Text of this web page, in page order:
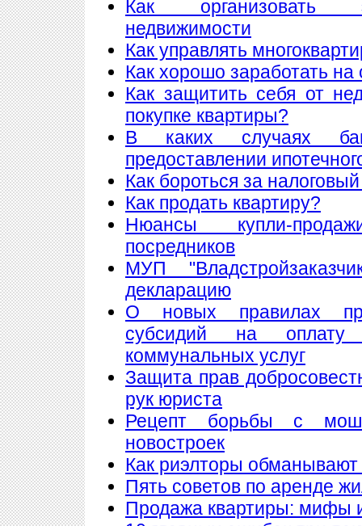
Как организовать
недвижимости
Как управлять
Как хорошо заработать
Как защитить себя от
покупке квартиры?
В каких случаях
предоставлении
Как бороться за
Как продать квартиру?
Нюансы купли-
посредников
МУП
декларацию
О новых правилах
субсидий на
коммунальных услуг
Защита прав
рук юриста
Рецепт борьбы с
новостроек
Как риэлторы обманывают
Пять советов по аренде
Продажа квартиры: мифы